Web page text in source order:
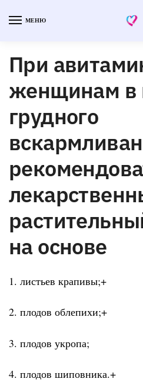
МЕНЮ
При
женщинам в
грудного
на основе
1. листьев крапивы;+
2. плодов облепихи;+
3. плодов укропа;
4. плодов шиповника.+